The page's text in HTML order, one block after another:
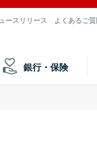
ースリリース よくあるご
銀行・保険